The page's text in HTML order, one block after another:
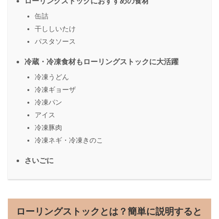
缶詰
干ししいたけ
パスタソース
冷蔵・冷凍食材もローリングストックに大活躍
冷凍うどん
冷凍ギョーザ
冷凍パン
アイス
冷凍豚肉
冷凍ネギ・冷凍きのこ
さいごに
ローリングストックとは？簡単に説明すると